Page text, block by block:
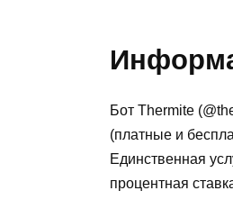
Бот Thermite
(платные и
Единственная
процентная